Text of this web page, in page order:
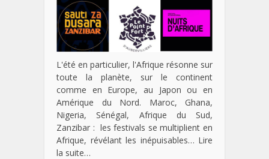
L'été en particulier, l'Afrique résonne sur
toute la planète, sur le continent
comme en Europe, au Japon ou en
Amérique du Nord. Maroc, Ghana,
Nigeria, Sénégal, Afrique du Sud,
Zanzibar : les festivals se multiplient en
Afrique, révélant les inépuisables… Lire
la suite…